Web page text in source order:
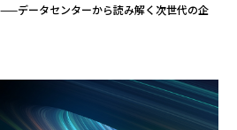
データセンターから読み解く次世代の企